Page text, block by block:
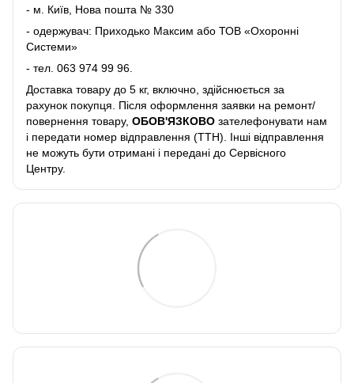
- м. Київ, Нова пошта № 330
- одержувач: Приходько Максим або ТОВ «Охоронні
Системи»
- тел. 063 974 99 96
Доставка товару до 5 кг, включно, здійснюється за
рахунок покупця. Після оформлення заявки на ремонт/
повернення товару, ОБОВ'ЯЗКОВО зателефонувати нам
і передати номер відправлення (ТТН). Інші відправлення
не можуть бути отримані і передані до Сервісного
Центру.